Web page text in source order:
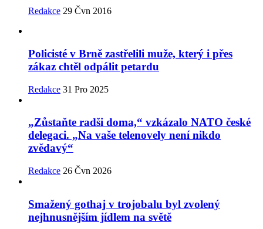
Redakce 29 Čvn 2016
Policisté v Brně zastřelili muže, který i přes
zákaz chtěl odpálit petardu
Redakce 31 Pro 2025
„Zůstaňte radši doma,“ vzkázalo NATO české
delegaci. „Na vaše telenovely není nikdo
zvědavý“
Redakce 26 Čvn 2026
Smažený gothaj v trojobalu byl zvolený
nejhnusnějším jídlem na světě